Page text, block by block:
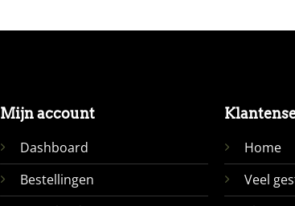
Mijn account
Dashboard
Bestellingen
Home
Veel